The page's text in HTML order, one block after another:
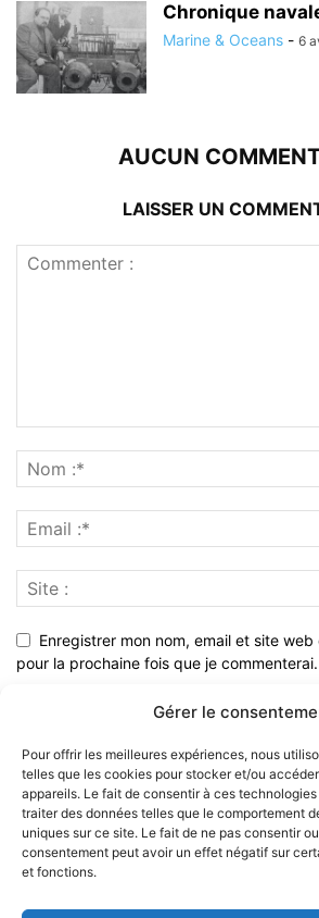
Gérer le
Pour offrir les meilleures expériences, nous
telles que les cookies pour stocker et/ou
appareils. Le fait de consentir à ces
traiter des données telles que le comportement
uniques sur ce site. Le fait de ne pas consentir
consentement peut avoir un effet négatif sur
et fonctions.
Chronique
Marine & Oceans - 6
AUCUN
LAISSER UN
Enregistrer mon nom, email et site
pour la prochaine fois que je commenterai.
À PROPOS